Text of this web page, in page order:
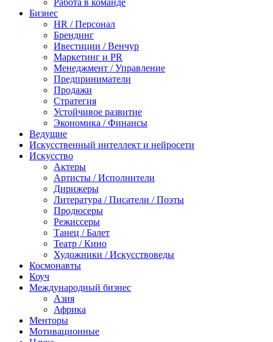
Бизнес
HR / Персонал
Брендинг
Ивестиции / Венчур
Маркетинг и PR
Менеджмент / Управление
Предприниматели
Продажи
Стратегия
Устойчивое развитие
Экономика / Финансы
Ведущие
Искусственный интеллект и нейросети
Искусство
Актеры
Артисты / Исполнители
Дирижеры
Литература / Писатели / Поэты
Продюсеры
Режиссеры
Танец / Балет
Театр / Кино
Художники / Искусствоведы
Космонавты
Коуч
Международный бизнес
Азия
Африка
Менторы
Мотивационные